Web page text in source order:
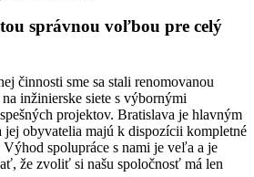
správnou voľbou pre celý
činnosti sme sa stali renomovanou
inžinierske siete s výbornými
projektov. Bratislava je hlavným
jej obyvatelia majú k dispozícii kompletné
spolupráce s nami je veľa a je
že zvoliť si našu spoločnosť má len